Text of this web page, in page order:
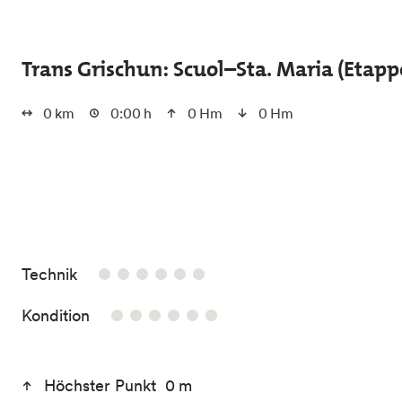
Trans Grischun: Scuol–Sta. Maria
0 km 0:00 h 0 Hm 0 Hm
Technik0/6
Kondition 0/6
Höchster Punkt 0 m